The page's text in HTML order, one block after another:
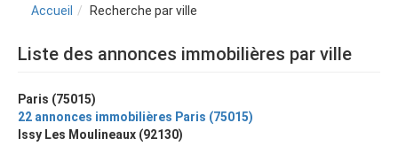
Accueil Recherche par ville
Liste des annonces immobilières par ville
Paris (75015)
22 annonces immobilières Paris (75015)
Issy Les Moulineaux (92130)